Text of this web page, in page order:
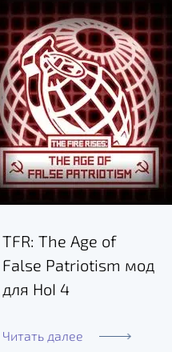
TFR: The Age of
False Patriotism мод
для HoI 4
Читать далее